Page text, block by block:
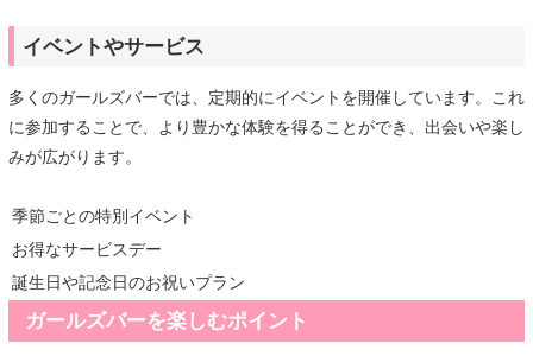
イベントやサービス
多くのガールズバーでは、定期的にイベントを開催しています。これ
に参加することで、より豊かな体験を得ることができ、出会いや楽し
みが広がります。
季節ごとの特別イベント
お得なサービスデー
誕生日や記念日のお祝いプラン
ガールズバーを楽しむポイント